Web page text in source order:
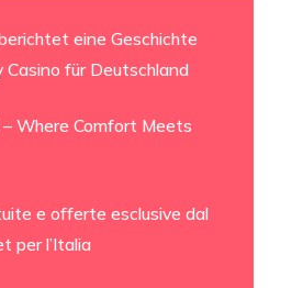
eine Geschichte
Casino für Deutschland
Where Comfort Meets
e offerte esclusive dal
per l’Italia